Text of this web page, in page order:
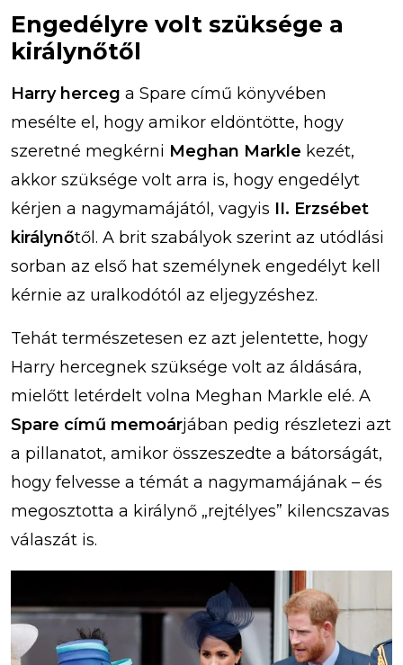
Engedélyre volt szüksége a
királynőtől
Harry herceg a Spare című könyvében
mesélte el, hogy amikor eldöntötte, hogy
szeretné megkérni Meghan Markle kezét,
akkor szüksége volt arra is, hogy engedélyt
kérjen a nagymamájától, vagyis II. Erzsébet
királynőtől. A brit szabályok szerint az utódlási
sorban az első hat személynek engedélyt kell
kérnie az uralkodótól az eljegyzéshez.
Tehát természetesen ez azt jelentette, hogy
Harry hercegnek szüksége volt az áldására,
mielőtt letérdelt volna Meghan Markle elé. A
Spare című memoárjában pedig részletezi azt
a pillanatot, amikor összeszedte a bátorságát,
hogy felvesse a témát a nagymamájának – és
megosztotta a királynő „rejtélyes” kilencszavas
válaszát is.